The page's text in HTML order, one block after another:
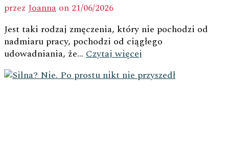
przez Joanna on 21/06/2026
Jest taki rodzaj zmęczenia, który nie pochodzi od
nadmiaru pracy, pochodzi od ciągłego
udowadniania, że... Czytaj więcej